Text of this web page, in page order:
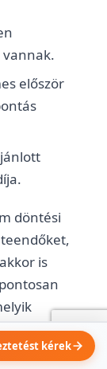
először
döntési
is
pontosan
kérek